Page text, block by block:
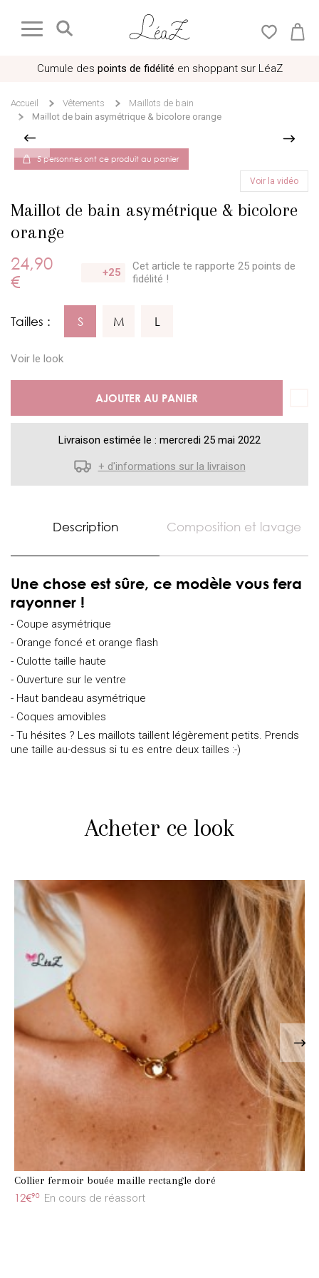
Cumule des points de fidélité en shoppant sur LéaZ
Accueil Vêtements
Maillots de bain
Maillot de bain asymétrique & bicolore orange
Voir la vidéo
Maillot de bain asymétrique & bicolore
orange
24,90
€
+25 Cet article te rapporte 25 points de
fidélité !
5 personnes ont ce produit au panier
Tailles : S M L
Voir le look
AJOUTER AU PANIER
Livraison estimée le : mercredi 25 mai 2022
+ d'informations sur la livraison
Description Composition et lavage
Une chose est sûre, ce modèle vous fera
rayonner !
- Coupe asymétrique
- Orange foncé et orange flash
- Culotte taille haute
- Ouverture sur le ventre
- Haut bandeau asymétrique
- Coques amovibles
- Tu hésites ? Les maillots taillent légèrement petits. Prends
une taille au-dessus si tu es entre deux tailles :-)
Acheter ce look
Collier fermoir bouée maille rectangle doré
12€90 En cours de réassort